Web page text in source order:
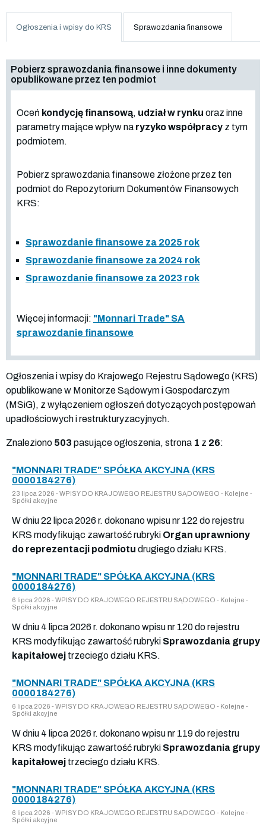
Ogłoszenia i wpisy do KRS Sprawozdania finansowe
Pobierz sprawozdania finansowe i inne dokumenty
opublikowane przez ten podmiot
Oceń kondycję finansową, udział w rynku oraz inne
parametry mające wpływ na ryzyko współpracy z tym
podmiotem.
Pobierz sprawozdania finansowe złożone przez ten
podmiot do Repozytorium Dokumentów Finansowych
KRS:
Sprawozdanie finansowe za 2025 rok
Sprawozdanie finansowe za 2024 rok
Sprawozdanie finansowe za 2023 rok
Więcej informacji: "Monnari Trade" SA
sprawozdanie finansowe
Ogłoszenia i wpisy do Krajowego Rejestru Sądowego (KRS)
opublikowane w Monitorze Sądowym i Gospodarczym
(MSiG), z wyłączeniem ogłoszeń dotyczących postępowań
upadłościowych i restrukturyzacyjnych.
Znaleziono 503 pasujące ogłoszenia, strona 1 z 26:
"MONNARI TRADE" SPÓŁKA AKCYJNA (KRS
0000184276)
23 lipca 2026 - WPISY DO KRAJOWEGO REJESTRU SĄDOWEGO - Kolejne -
Spółki akcyjne
W dniu 22 lipca 2026 r. dokonano wpisu nr 122 do rejestru
KRS modyfikując zawartość rubryki Organ uprawniony
do reprezentacji podmiotu drugiego działu KRS.
"MONNARI TRADE" SPÓŁKA AKCYJNA (KRS
0000184276)
6 lipca 2026 - WPISY DO KRAJOWEGO REJESTRU SĄDOWEGO - Kolejne -
Spółki akcyjne
W dniu 4 lipca 2026 r. dokonano wpisu nr 120 do rejestru
KRS modyfikując zawartość rubryki Sprawozdania grupy
kapitałowej trzeciego działu KRS.
"MONNARI TRADE" SPÓŁKA AKCYJNA (KRS
0000184276)
6 lipca 2026 - WPISY DO KRAJOWEGO REJESTRU SĄDOWEGO - Kolejne -
Spółki akcyjne
W dniu 4 lipca 2026 r. dokonano wpisu nr 119 do rejestru
KRS modyfikując zawartość rubryki Sprawozdania grupy
kapitałowej trzeciego działu KRS.
"MONNARI TRADE" SPÓŁKA AKCYJNA (KRS
0000184276)
6 lipca 2026 - WPISY DO KRAJOWEGO REJESTRU SĄDOWEGO - Kolejne -
Spółki akcyjne